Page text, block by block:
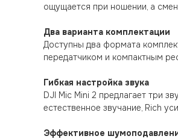
ощущается при ношении, а
Два варианта комплектации
Доступны два формата
передатчиком и компактным
Гибкая настройка звука
DJI Mic Mini 2 предлагает три
естественное звучание, Rich
Эффективное